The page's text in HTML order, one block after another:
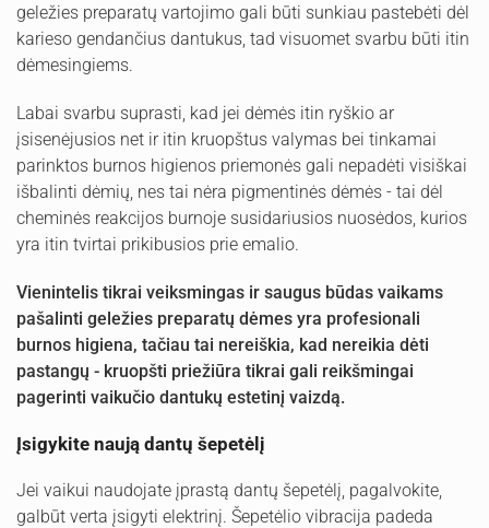
geležies preparatų vartojimo gali būti sunkiau pastebėti dėl
karieso gendančius dantukus, tad visuomet svarbu būti itin
dėmesingiems.
Labai svarbu suprasti, kad jei dėmės itin ryškio ar
įsisenėjusios net ir itin kruopštus valymas bei tinkamai
parinktos burnos higienos priemonės gali nepadėti visiškai
išbalinti dėmių, nes tai nėra pigmentinės dėmės - tai dėl
cheminės reakcijos burnoje susidariusios nuosėdos, kurios
yra itin tvirtai prikibusios prie emalio.
Vienintelis tikrai veiksmingas ir saugus būdas vaikams
pašalinti geležies preparatų dėmes yra profesionali
burnos higiena, tačiau tai nereiškia, kad nereikia dėti
pastangų - kruopšti priežiūra tikrai gali reikšmingai
pagerinti vaikučio dantukų estetinį vaizdą.
Įsigykite naują dantų šepetėlį
Jei vaikui naudojate įprastą dantų šepetėlį, pagalvokite,
galbūt verta įsigyti elektrinį. Šepetėlio vibracija padeda